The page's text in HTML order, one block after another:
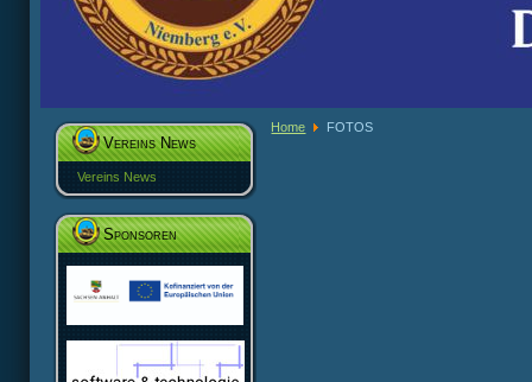
Vereins News
Vereins News
Sponsoren
Home FOTOS